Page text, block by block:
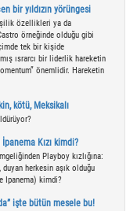
bir yıldızın yörüngesi
özellikleri ya da
örneğinde olduğu gibi
tek bir kişide
ısrarcı bir liderlik hareketin
önemlidir. Hareketin
kötü, Meksikalı
Kızı kimdi?
Playboy kızlığına:
herkesin aşık olduğu
Ipanema) kimdi?
işte bütün mesele bu!